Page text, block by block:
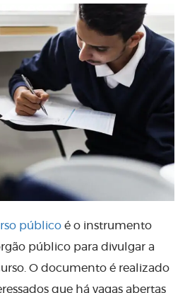
públicoé o instrumento
público para divulgar a
O documento é realizado
que há vagas abertas